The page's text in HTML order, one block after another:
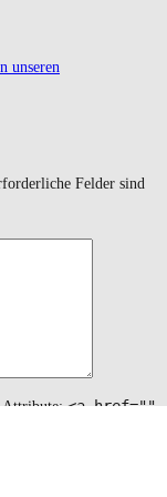
unseren
Felder sind
Attribute:<a href=""